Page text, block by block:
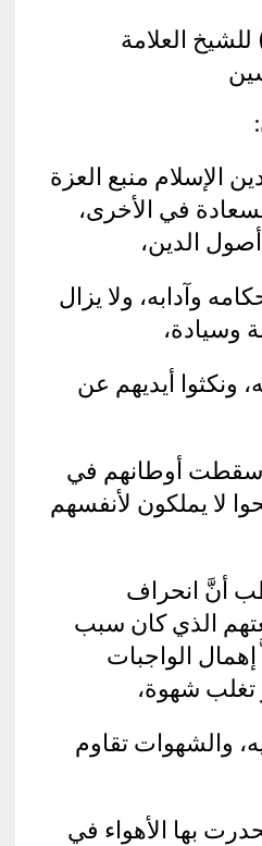
شباب محمد (1) للشيخ العلامة
الإسلام منبع العزة
في الأخرى،
الدين،
وآدابه، ولا يزال
وسيادة،
ونكثوا أيديهم عن
سقطت أوطانهم في
لا يملكون لأنفسهم
أنَّ انحراف
الذي كان سبب
الواجبات
تغلب شهوة،
والشهوات تقاوم
بها الأهواء في